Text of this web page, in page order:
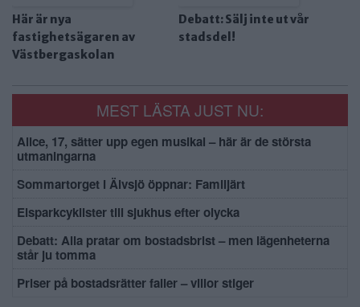
Här är nya
fastighetsägaren av
Västbergaskolan
Debatt: Sälj inte ut vår
stadsdel!
MEST LÄSTA JUST NU:
Alice, 17, sätter upp egen musikal – här är de största
utmaningarna
Sommartorget i Älvsjö öppnar: Familjärt
Elsparkcyklister till sjukhus efter olycka
Debatt: Alla pratar om bostadsbrist – men lägenheterna
står ju tomma
Priser på bostadsrätter faller – villor stiger